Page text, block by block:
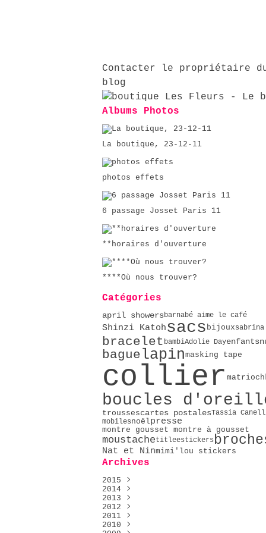
Contacter le propriétaire
blog
Albums Photos
La boutique, 23-12-11
photos effets
6 passage Josset Paris 11
**horaires d'ouverture
****Où nous trouver?
Catégories
april showersbarnabé aime le café
Shinzi Katohsacs bijoux
bracelet bambiAdolie Dayenfants
bague lapinmasking tape
collier
boucles
troussescartes postalesTassia
mobilesnoëlpresse
montre gousset montre à gousset
moustachetitleestickers
Nat et Ninmimi'lou stickers
Archives
2015
Décembre
Mai(2)
Avril
Février
Janvier
2014
Décembre
Novembre
Octobre
Septembre
2013
Décembre
Novembre
Octobre
2012
Décembre
Novembre
2011
Décembre
2010